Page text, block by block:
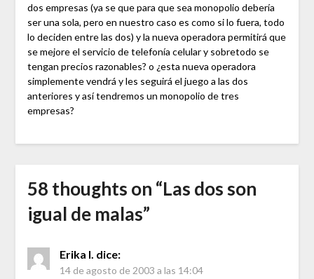
dos empresas (ya se que para que sea monopolio debería
ser una sola, pero en nuestro caso es como si lo fuera, todo
lo deciden entre las dos) y la nueva operadora permitirá que
se mejore el servicio de telefonía celular y sobretodo se
tengan precios razonables? o ¿esta nueva operadora
simplemente vendrá y les seguirá el juego a las dos
anteriores y así tendremos un monopolio de tres
empresas?
58 thoughts on “Las dos son
igual de malas”
Erika I. dice:
14 de agosto de 2003 a las 14:04